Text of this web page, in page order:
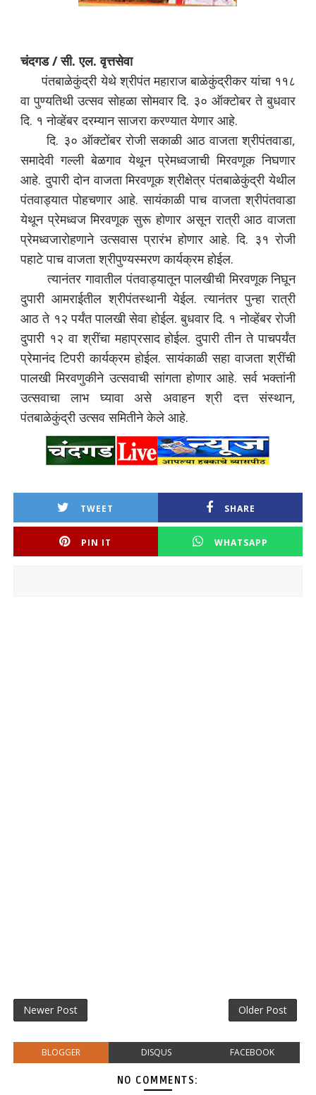
चंदगड / सी. एल. वृत्तसेवा
पंतबाळेकुंद्री येथे श्रीपंत महाराज बाळेकुंद्रीकर यांचा ११८
वा पुण्यतिथी उत्सव सोहळा सोमवार दि. ३० ऑक्टोबर ते बुधवार
दि. १ नोव्हेंबर दरम्यान साजरा करण्यात येणार आहे.
दि. ३० ऑक्टोंबर रोजी सकाळी आठ वाजता श्रीपंतवाडा,
समादेवी गल्ली बेळगाव येथून प्रेमध्वजाचीमिरवणूक निघणार
आहे. दुपारी दोन वाजता मिरवणूक श्रीक्षेत्र पंतबाळेकुंद्री येथील
पंतवाड्यात पोहचणार आहे. सायंकाळी पाच वाजता श्रीपंतवाडा
येथून प्रेमध्वज मिरवणूक सुरू होणार असून रात्री आठ वाजता
प्रेमध्वजारोहणाने उत्सवास प्रारंभ होणार आहे.दि. ३१ रोजी
पहाटे पाच वाजता श्रीपुण्यस्मरण कार्यक्रम होईल.
त्यानंतर गावातील पंतवाड्यातून पालखीची मिरवणूक निघून
दुपारी आमराईतील श्रीपंतस्थानी येईल. त्यानंतर पुन्हा रात्री
आठ ते १२ पर्यंत पालखी सेवा होईल. बुधवार दि. १ नोव्हेंबर रोजी
दुपारी १२ वा श्रींचा महाप्रसाद होईल. दुपारी तीन ते पाचपर्यंत
प्रेमानंद टिपरी कार्यक्रम होईल. सायंकाळी सहा वाजता श्रींची
पालखी मिरवणुकीने उत्सवाची सांगता होणार आहे. सर्व भक्तांनी
उत्सवाचा लाभ घ्यावा असे अवाहन श्री दत्त संस्थान,
पंतबाळेकुंद्री उत्सव समितीने केले आहे.
TWEET SHARE
PIN IT WHATSAPP
Newer Post Older Post
BLOGGER DISQUS FACEBOOK
NO COMMENTS: